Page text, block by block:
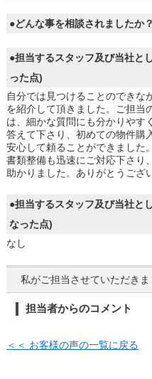
●どんな事を相談されましたか？
●担当するスタッフ及び当社と
った点)
自分では見つけることのできな
を紹介して頂きました。ご担当
は、細かな質問にも分かりやす
答えて下さり、初めての物件購
安心して頼ることができました
書類整備も迅速にご対応下さり
助かりました。ありがとうござ
●担当するスタッフ及び当社と
なった点)
なし
私がご担当させていただきま
担当者からのコメント
＜＜ お客様の声の一覧に戻る